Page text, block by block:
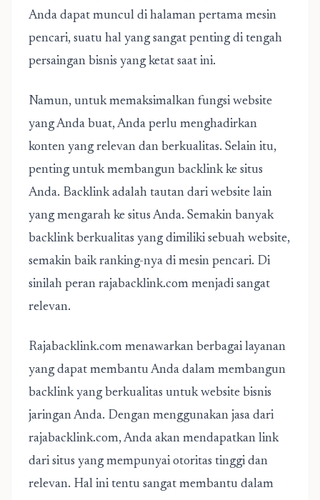
Anda dapat muncul di halaman pertama mesin
pencari, suatu hal yang sangat penting di tengah
persaingan bisnis yang ketat saat ini.
Namun, untuk memaksimalkan fungsi website
yang Anda buat, Anda perlu menghadirkan
konten yang relevan dan berkualitas. Selain itu,
penting untuk membangun backlink ke situs
Anda. Backlink adalah tautan dari website lain
yang mengarah ke situs Anda. Semakin banyak
backlink berkualitas yang dimiliki sebuah website,
semakin baik ranking-nya di mesin pencari. Di
sinilah peran rajabacklink.com menjadi sangat
relevan.
Rajabacklink.com menawarkan berbagai layanan
yang dapat membantu Anda dalam membangun
backlink yang berkualitas untuk website bisnis
jaringan Anda. Dengan menggunakan jasa dari
rajabacklink.com, Anda akan mendapatkan link
dari situs yang mempunyai otoritas tinggi dan
relevan. Hal ini tentu sangat membantu dalam